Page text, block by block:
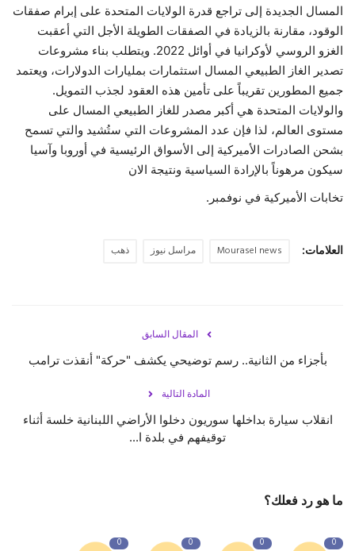
المسال الجديدة إلى تراجع قدرة الولايات المتحدة على إبرام صفقات
الوقود، مقارنة بالزيادة في الصفقات الطويلة الأجل التي أعقبت
الغزو الروسي لأوكرانيا في أوائل 2022. ويتطلب بناء مشروعات
تصدير الغاز الطبيعي المسال استثمارات بمليارات الدولارات، ويعتمد
جميع المطورين تقريباً على تأمين هذه العقود لجذب التمويل.
والولايات المتحدة هي أكبر مصدر للغاز الطبيعي المسال على
مستوى العالم، لذا فإن عدد المشروعات التي ستُشيد والتي تسمح
بشحن الصادرات الأميركية إلى الأسواق الرئيسية في أوروبا وآسيا
سيكون مرهوناً بالإرادة السياسية ونتيجة الان
تخابات الأميركية في نوفمبر.
العلامات: Mourasel news مراسل نيوز ذهب
المقال السابق
بأجزاء من الثانية.. رسم توضيحي يكشف "حركة" أنقذت ترامب
المادة التالية
انقلاب سيارة بداخلها سوريون دخلوا الأراضي اللبنانية خلسة أثناء
توقيفهم في بلدة ا...
ما هو رد فعلك؟
0
0
0
0